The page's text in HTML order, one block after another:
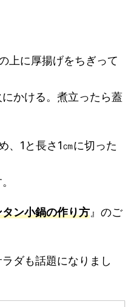
上に厚揚げをちぎって
かける。煮立ったら蓋
、1と長さ1㎝に切った
ン小鍋の作り方』のご
ダも話題になりまし